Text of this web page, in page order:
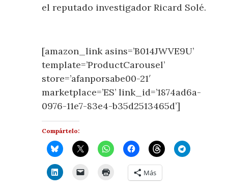
el reputado investigador Ricard Solé.
[amazon_link asins=’B014JWVE9U’
template=’ProductCarousel’
store=’afanporsabe00-21′
marketplace=’ES’ link_id=’1874ad6a-
0976-11e7-83e4-b35d2513465d’]
Compártelo:
Más